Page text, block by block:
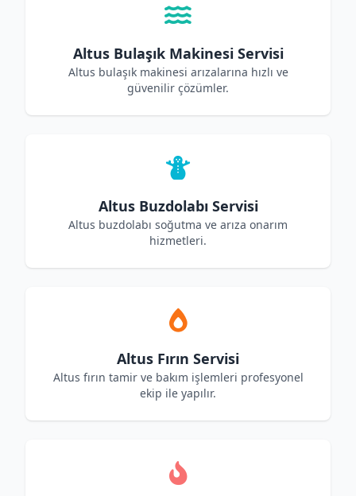
Altus Bulaşık Makinesi Servisi
Altus bulaşık makinesi arızalarına hızlı ve
güvenilir çözümler.
Altus Buzdolabı Servisi
Altus buzdolabı soğutma ve arıza onarım
hizmetleri.
Altus Fırın Servisi
Altus fırın tamir ve bakım işlemleri profesyonel
ekip ile yapılır.